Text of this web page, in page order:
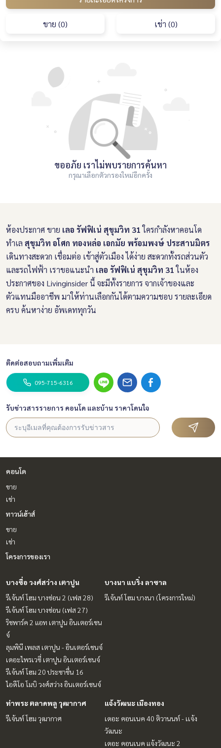
ขาย (0) เช่า (0)
ขออภัย เราไม่พบรายการค้นหา
กรุณาเลือกตัวกรองใหม่อีกครั้ง
ห้องประกาศ ขาย เลอ รัฟฟิเน่ สุขุมวิท 31ใครกำลังหาคอนโด
ทำเล สุขุมวิท อโศก ทองหล่อ เอกมัย พร้อมพงษ์ ประสานมิตร
เดินทางสะดวก เชื่อมต่อ เข้าสู่ตัวเมือง ได้ง่าย สะดวกทั้งรถส่วนตัว
และรถไฟฟ้า เราขอแนะนำ เลอ รัฟฟิเน่ สุขุมวิท 31ในห้อง
ประกาศของ Livinginsider นี้ จะมีทั้งรายการ จากเจ้าของและ
ตัวแทนมืออาชีพ มาให้ท่านเลือกกันได้ตามความชอบ รายละเอียด
ครบ ค้นหาง่าย อัพเดททุกวัน
ติดต่อสอบถามเพิ่มเติม
095-715-6316
รับข่าวสารรายการ คอนโด และบ้าน ราคาโดนใจ
คอนโด
ขาย
เช่า
ทาวน์เฮ้าส์
ขาย
เช่า
โครงการของเรา
บางซื่อ วงศ์สว่าง เตาปูน
รีเจ้นท์ โฮม บางซ่อน 2 (เฟส 28)
รีเจ้นท์ โฮม บางซ่อน (เฟส 27)
ริชพาร์ค 2 แอท เตาปูน อินเตอร์เชน
จ์
ลุมพินี เพลส เตาปูน - อินเตอร์เชนจ์
เดอะไพรเวซี่ เตาปูน อินเตอร์เชนจ์
รีเจ้นท์ โฮม 20 ประชาชื่น 16
ไอดีโอ โมบิ วงศ์สว่าง อินเตอร์เชนจ์
บางนา แบริ่ง ลาซาล
รีเจ้นท์ โฮม บางนา (โครงการใหม่)
ท่าพระ ตลาดพลู วุฒากาศ
รีเจ้นท์ โฮม วุฒากาศ
แจ้งวัฒนะ เมืองทอง
เดอะ คอนเนค 40 ติวานนท์ - เเจ้ง
วัฒนะ
เดอะ คอนเนค แจ้งวัฒนะ 2